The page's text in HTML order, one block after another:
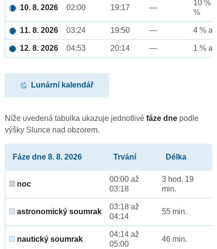
10. 8. 2026 02:00 19:17 —
10 %
%
11. 8. 2026 03:24 19:50 — 4 %
12. 8. 2026 04:53 20:14 — 1 %
Lunární kalendář
Níže uvedená tabulka ukazuje jednotlivé fáze dne podle
výšky Slunce nad obzorem.
Fáze dne 8. 8. 2026 Trvání Délka
noc
00:00 až
03:18
3 hod. 19
min.
astronomický soumrak
03:18 až
04:14
55 min.
nautický soumrak
04:14 až
05:00
46 min.